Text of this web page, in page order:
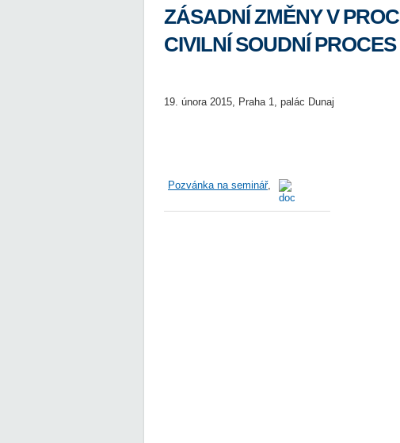
ZÁSADNÍ ZMĚNY V
CIVILNÍ SOUDNÍ PROCES
19. února 2015, Praha 1, palác Dunaj
Pozvánka na seminář,